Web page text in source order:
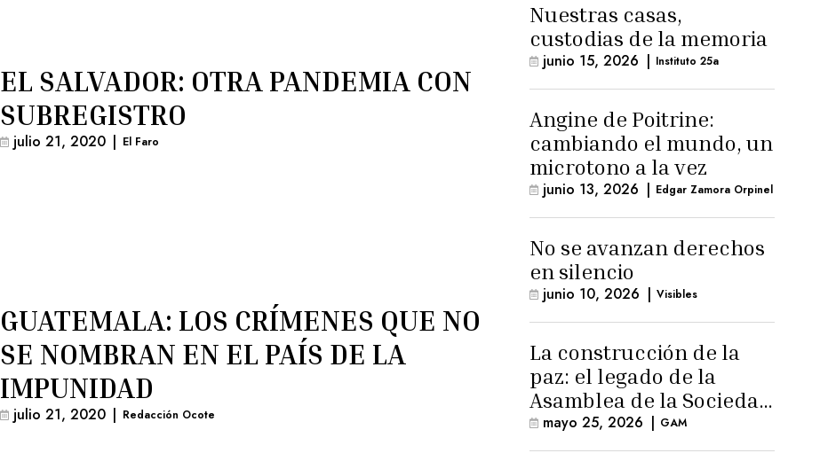
EL SALVADOR: OTRA PANDEMIA CON
SUBREGISTRO
julio 21, 2020 | El Faro
GUATEMALA: LOS CRÍMENES QUE NO
SE NOMBRAN EN EL PAÍS DE LA
IMPUNIDAD
julio 21, 2020 | Redacción Ocote
Nuestras casas,
custodias de la memoria
junio 15, 2026 | Instituto 25a
Angine de Poitrine:
cambiando el mundo, un
microtono a la vez
junio 13, 2026 | Edgar Zamora Orpinel
No se avanzan derechos
en silencio
junio 10, 2026 | Visibles
La construcción de la
paz: el legado de la
Asamblea de la Sociedad
Civil
mayo 25, 2026 | GAM